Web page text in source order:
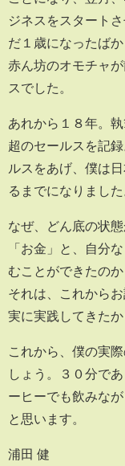
ジネスをスタート
だ１歳になったばか
赤ん坊のオモチャ
スでした。
あれから１８年。
超のセールスを記
ルスをあげ、僕は
るまでになりました
なぜ、どん底の状
「お金」と、自分
むことができたのか
それは、これから
実に実践してきたか
これから、僕の実
しょう。３０分で
ーヒーでも飲みな
と思います。
浦田 健